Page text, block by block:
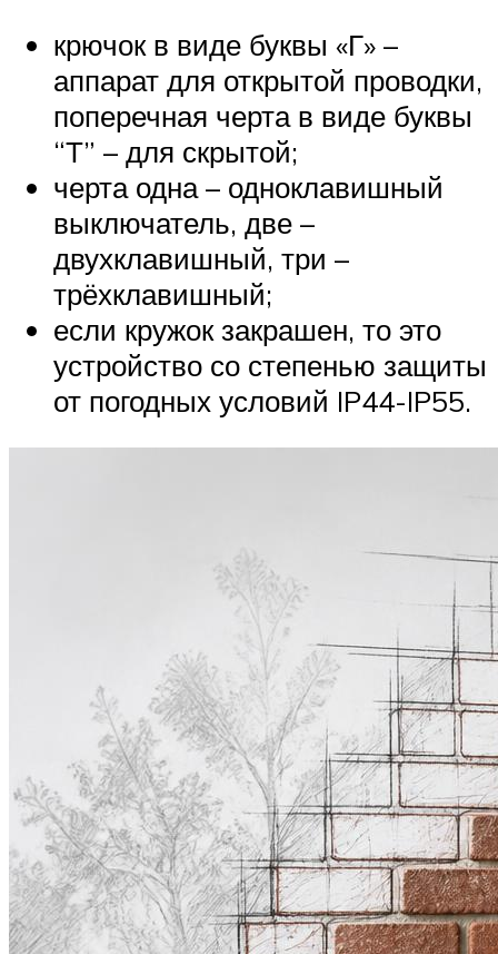
крючок в виде буквы «Г» –
аппарат для открытой проводки,
поперечная черта в виде буквы
“Т” – для скрытой;
черта одна – одноклавишный
выключатель, две –
двухклавишный, три –
трёхклавишный;
если кружок закрашен, то это
устройство со степенью защиты
от погодных условий IP44-IP55.